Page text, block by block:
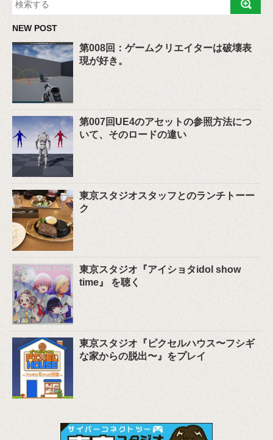
NEW POST
第008回：ゲームクリエイターは破壊表
現が好き。
第007回UE4のアセットの参照方法につ
いて、そのロードの違い
東京スタジオスタッフとのランチトーー
ク
東京スタジオ『アイショタidol show
time』 を聴く
東京スタジオ『ピクセルハウス〜フシギ
な家からの脱出〜』をプレイ